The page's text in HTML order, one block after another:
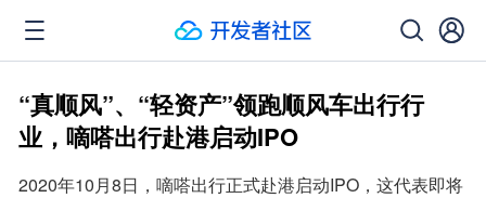
“真顺风”、“轻资产”领跑顺风车出行行
业，嘀嗒出行赴港启动IPO
2020年10月8日，嘀嗒出行正式赴港启动IPO，这代表即将